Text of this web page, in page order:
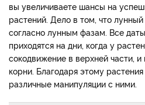
вы увеличиваете шансы на
растений. Дело в том, что
согласно лунным фазам. Все
приходятся на дни, когда у
сокодвижение в верхней части,
корни. Благодаря этому
различные манипуляции с ними.